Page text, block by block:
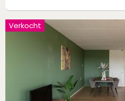
Verkocht